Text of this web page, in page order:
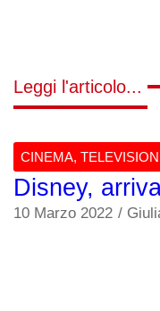
Leggi l'articolo...
CINEMA,
Disney,
10 Marzo 2022 /